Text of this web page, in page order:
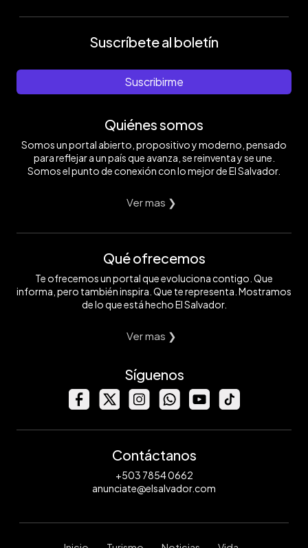
Suscríbete al boletín
Suscribirme
Quiénes somos
Somos un portal abierto, propositivo y moderno, pensado
para reflejar a un país que avanza, se reinventa y se une.
Somos el punto de conexión con lo mejor de El Salvador.
Ver mas ❯
Qué ofrecemos
Te ofrecemos un portal que evoluciona contigo. Que
informa, pero también inspira. Que te representa. Mostramos
de lo que está hecho El Salvador.
Ver mas ❯
Síguenos
Contáctanos
+503 7854 0662
anunciate@elsalvador.com